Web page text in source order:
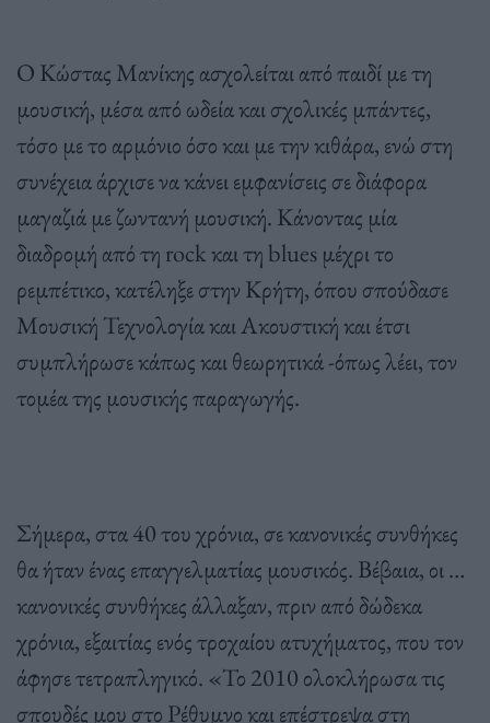
Ο Κώστας Μανίκης ασχολείται από παιδί με τη
μουσική, μέσα από ωδεία και σχολικές μπάντες,
τόσο με το αρμόνιο όσο και με την κιθάρα, ενώ στη
συνέχεια άρχισε να κάνει εμφανίσεις σε διάφορα
μαγαζιά με ζωντανή μουσική. Κάνοντας μία
διαδρομή από τη rock και τη blues μέχρι το
ρεμπέτικο, κατέληξε στην Κρήτη, όπου σπούδασε
Μουσική Τεχνολογία και Ακουστική και έτσι
συμπλήρωσε κάπως και θεωρητικά -όπως λέει, τον
τομέα της μουσικής παραγωγής.
Σήμερα, στα 40 του χρόνια, σε κανονικές συνθήκες
θα ήταν ένας επαγγελματίας μουσικός. Βέβαια, οι …
κανονικές συνθήκες άλλαξαν, πριν από δώδεκα
χρόνια, εξαιτίας ενός τροχαίου ατυχήματος, που τον
άφησε τετραπληγικό. «Το 2010 ολοκλήρωσα τις
σπουδές μου στο Ρέθυμνο και επέστρεψα στη